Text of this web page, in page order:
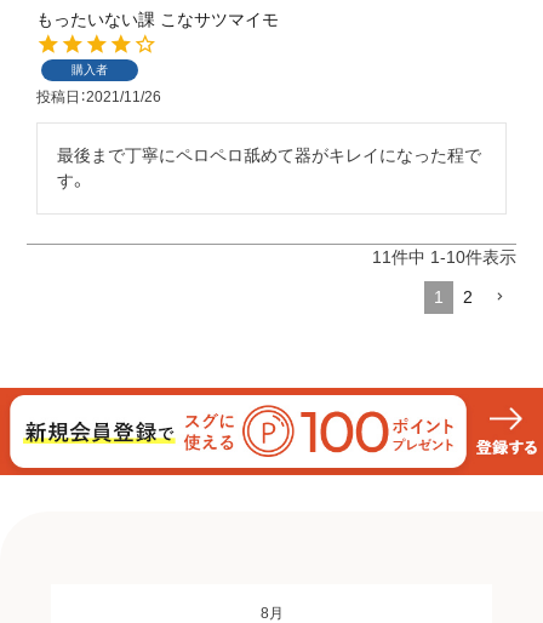
もったいない課 こなサツマイモ
購入者
投稿日 2021/11/26
最後まで丁寧にペロペロ舐めて器がキレイになった程で
す。
11件中 1-10件表示
1 2
8月